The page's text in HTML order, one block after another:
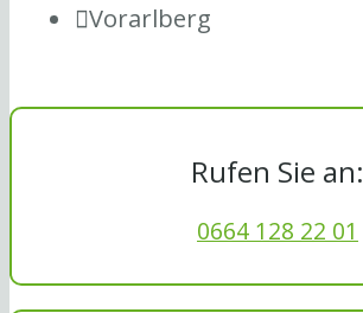
Vorarlberg
Rufen Sie an:
0664 128 22 01